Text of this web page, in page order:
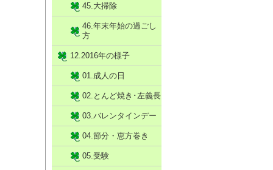
45.大掃除
46.年末年始の過ごし
方
12.2016年の様子
01.成人の日
02.とんど焼き･左義長
03.バレンタインデー
04.節分・恵方巻き
05.受験